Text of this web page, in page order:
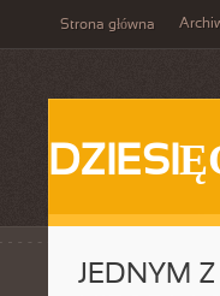
Strona główna
JEDNYM